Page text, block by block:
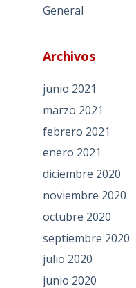
General
Archivos
junio 2021
marzo 2021
febrero 2021
enero 2021
diciembre 2020
noviembre 2020
octubre 2020
septiembre 2020
julio 2020
junio 2020